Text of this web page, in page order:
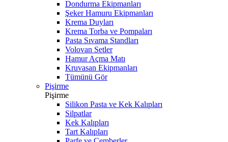
Dondurma Ekipmanları
Şeker Hamuru Ekipmanları
Krema Duyları
Krema Torba ve Pompaları
Pasta Sıvama Standları
Volovan Setler
Hamur Açma Matı
Kruvasan Ekipmanları
Tümünü Gör
Pişirme
Pişirme
Silikon Pasta ve Kek Kalıpları
Silpatlar
Kek Kalıpları
Tart Kalıpları